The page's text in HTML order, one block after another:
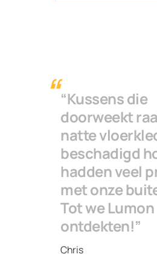
“Kussens die
doorweekt
natte
beschadigd
hadden veel
met onze
Tot we Lumon
ontdekten!”
Chris